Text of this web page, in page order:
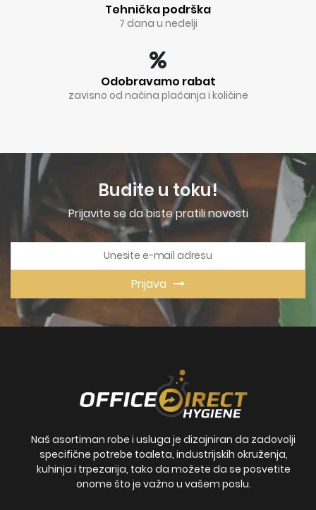
Tehnička podrška
7 dana u nedelji
Odobravamo rabat
zavisno od načina plaćanja i količine
Budite u toku!
Prijavite se da biste pratili novosti
Prijava
Naš asortiman robe i usluga je dizajniran da zadovolji
specifične potrebe toaleta, industrijskih okruženja,
kuhinja i trpezarija, tako da možete da se posvetite
onome što je važno u vašem poslu.